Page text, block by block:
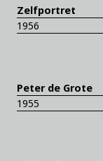
Zelfportret
1956
Peter de Grote
1955